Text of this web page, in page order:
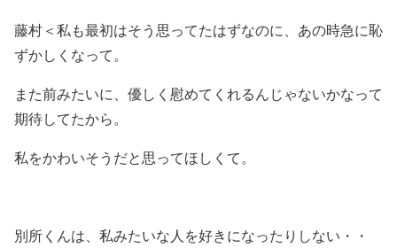
藤村＜私も最初はそう思ってたはずなのに、あの時急に恥
ずかしくなって。
また前みたいに、優しく慰めてくれるんじゃないかなって
期待してたから。
私をかわいそうだと思ってほしくて。
別所くんは、私みたいな人を好きになったりしない・・